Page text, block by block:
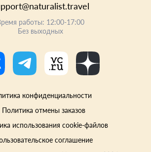
работы: 12:00-17:00
Без выходных
конфиденциальности
Политика отмены заказов
использования cookie-файлов
соглашение